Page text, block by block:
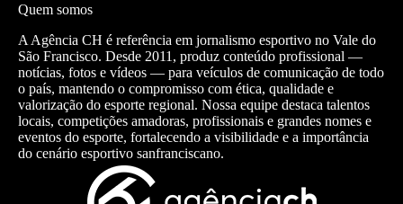
Quem somos
A Agência CH é referência em jornalismo esportivo no Vale do
São Francisco. Desde 2011, produz conteúdo profissional —
notícias, fotos e vídeos — para veículos de comunicação de todo
o país, mantendo o compromisso com ética, qualidade e
valorização do esporte regional. Nossa equipe destaca talentos
locais, competições amadoras, profissionais e grandes nomes e
eventos do esporte, fortalecendo a visibilidade e a importância
do cenário esportivo sanfranciscano.